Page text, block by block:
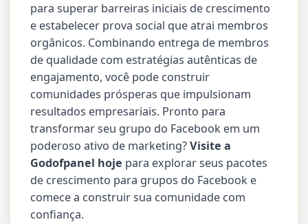
para superar barreiras iniciais de crescimento
e estabelecer prova social que atrai membros
orgânicos. Combinando entrega de membros
de qualidade com estratégias autênticas de
engajamento, você pode construir
comunidades prósperas que impulsionam
resultados empresariais. Pronto para
transformar seu grupo do Facebook em um
poderoso ativo de marketing?Visite a
Godofpanel hoje para explorar seus pacotes
de crescimento para grupos do Facebook e
comece a construir sua comunidade com
confiança.